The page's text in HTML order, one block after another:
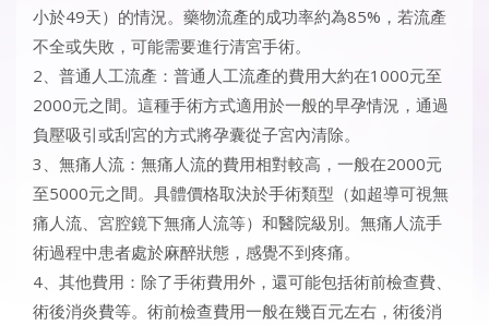
小於49天）的情況。藥物流產的成功率約為85%，若流產
不全或失敗，可能需要進行清宮手術。
2、普通人工流產：普通人工流產的費用大約在1000元至
2000元之間。這種手術方式適用於一般的早孕情況，通過
負壓吸引或刮宮的方式將孕囊從子宮內清除。
3、無痛人流：無痛人流的費用相對較高，一般在2000元
至5000元之間。具體價格取決於手術類型（如超導可視無
痛人流、宮腔鏡下無痛人流等）和醫院級別。無痛人流手
術過程中患者處於麻醉狀態，感覺不到疼痛。
4、其他費用：除了手術費用外，還可能包括術前檢查費、
術後消炎費等。術前檢查費用一般在幾百元左右，術後消